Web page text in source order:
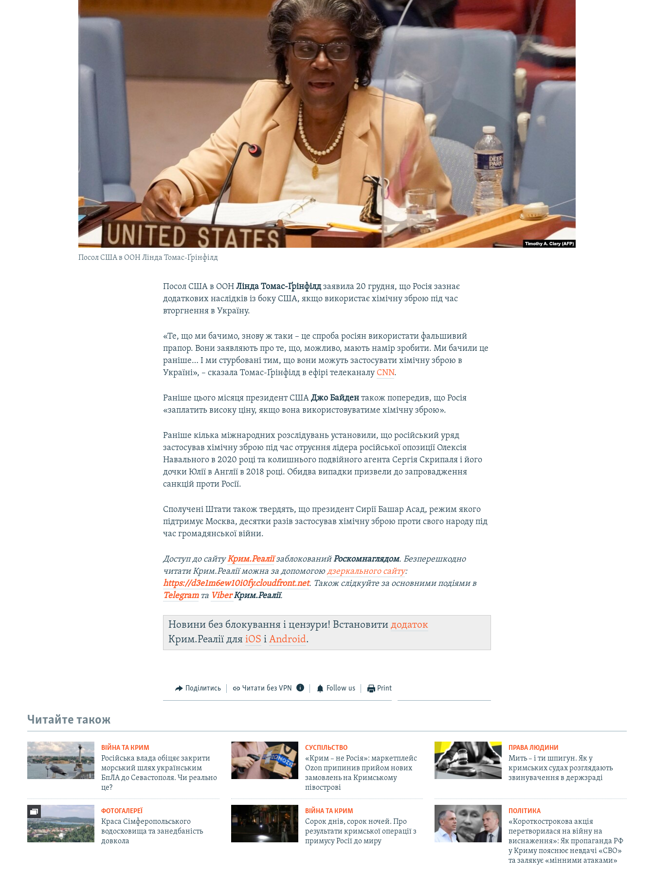
Посол США в ООН Лінда Томас-Ґрінфілд
Посол США в ООНЛінда Томас-Ґрінфілдзаявила 20 грудня, що Росія зазнає
додаткових наслідків із боку США, якщо використає хімічну зброю під час
вторгнення в Україну.
«Те, що ми бачимо, знову ж таки – це спроба росіян використати фальшивий
прапор. Вони заявляють про те, що, можливо, мають намір зробити. Ми бачили це
раніше… І ми стурбовані тим, що вони можуть застосувати хімічну зброю в
Україні», – сказала Томас-Ґрінфілд в ефірі телеканалу CNN.
Раніше цього місяця президент СШАДжо Байден також попередив, що Росія
«заплатить високу ціну, якщо вона використовуватиме хімічну зброю».
Раніше кілька міжнародних розслідувань установили, що російський уряд
застосував хімічну зброю під час отруєння лідера російської опозиції Олексія
Навального в 2020 році та колишнього подвійного агента Сергія Скрипаля і його
дочки Юлії в Англії в 2018 році. Обидва випадки призвели до запровадження
санкцій проти Росії.
Сполучені Штати також твердять, що президент Сирії Башар Асад, режим якого
підтримує Москва, десятки разів застосував хімічну зброю проти свого народу під
час громадянської війни.
Доступ до сайтуКрим.РеаліїзаблокованийРоскомнаглядом. Безперешкодно
читати Крим.Реалії можна за допомогоюдзеркального сайту:
https://d3e1m6ew10i0fy.cloudfront.net. Також слідкуйте за основними подіями в
Telegramта ViberКрим.Реалії.​
Новини без блокування і цензури! Встановитидодаток
Крим.Реалії дляiOS іAndroid.
Поділитись Читати без VPN Follow us Print
Читайте також
ВІЙНА ТА КРИМ
Російська влада обіцяє закрити
морський шлях українським
БпЛА до Севастополя. Чи реально
це?
СУСПІЛЬСТВО
«Крим – не Росія»: маркетплейс
Ozon припинив прийом нових
замовлень на Кримському
півострові
ПРАВА ЛЮДИНИ
Мить – і ти шпигун. Як у
кримських судах розглядають
звинувачення в держзраді
ФОТОГАЛЕРЕЇ
Краса Сімферопольського
водосховища та занедбаність
довкола
ВІЙНА ТА КРИМ
Сорок днів, сорок ночей. Про
результати кримської операції з
примусу Росії до миру
ПОЛІТИКА
«Короткострокова акція
перетворилася на війну на
виснаження»: Як пропаганда РФ
у Криму пояснює невдачі «СВО»
та залякує «мінними атаками»